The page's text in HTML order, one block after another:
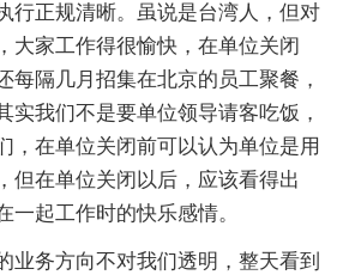
行正规清晰。虽说是台湾人，但对
大家工作得很愉快，在单位关闭
每隔几月招集在北京的员工聚餐，
实我们不是要单位领导请客吃饭，
，在单位关闭前可以认为单位是用
但在单位关闭以后，应该看得出
一起工作时的快乐感情。
业务方向不对我们透明，整天看到